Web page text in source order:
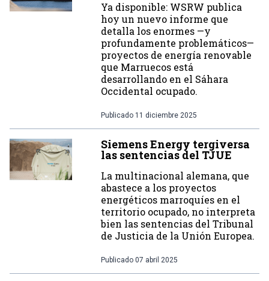
Ya disponible: WSRW publica
hoy un nuevo informe que
detalla los enormes —y
profundamente problemáticos—
proyectos de energía renovable
que Marruecos está
desarrollando en el Sáhara
Occidental ocupado.
Publicado 11 diciembre 2025
Siemens Energy tergiversa
las sentencias del TJUE
La multinacional alemana, que
abastece a los proyectos
energéticos marroquíes en el
territorio ocupado, no interpreta
bien las sentencias del Tribunal
de Justicia de la Unión Europea.
Publicado 07 abril 2025